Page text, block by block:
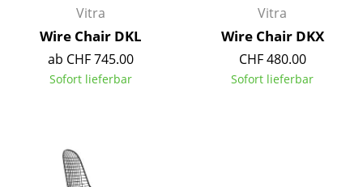
TV Möbel
Barmöbel
Kleinaufbewahrung
Einzelteile
Vitra
Wire Chair DKL
ab CHF 745.00
Sofort lieferbar
Vitra
Wire Chair DKX
CHF 480.00
Sofort lieferbar